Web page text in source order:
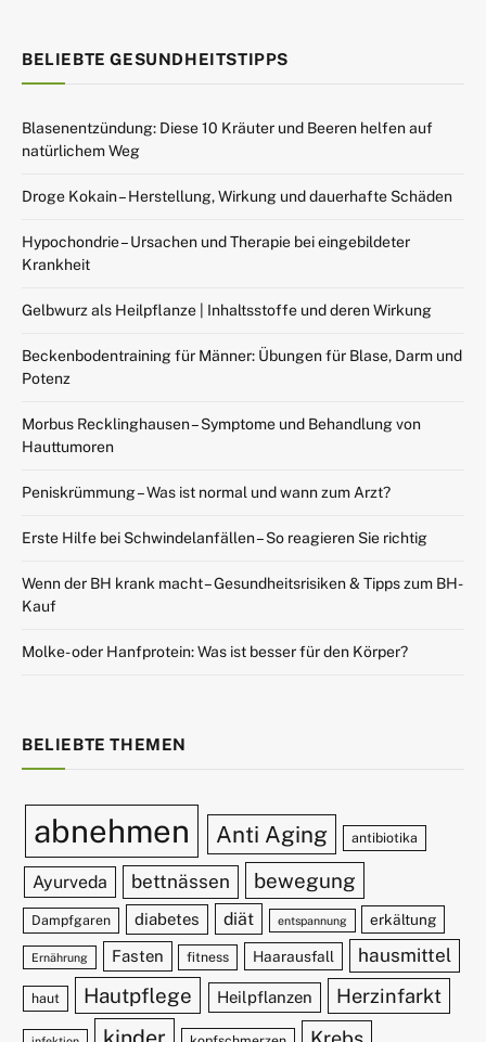
BELIEBTE GESUNDHEITSTIPPS
Blasenentzündung: Diese 10 Kräuter und Beeren helfen auf
natürlichem Weg
Droge Kokain – Herstellung, Wirkung und dauerhafte Schäden
Hypochondrie – Ursachen und Therapie bei eingebildeter
Krankheit
Gelbwurz als Heilpflanze | Inhaltsstoffe und deren Wirkung
Beckenbodentraining für Männer: Übungen für Blase, Darm und
Potenz
Morbus Recklinghausen – Symptome und Behandlung von
Hauttumoren
Peniskrümmung – Was ist normal und wann zum Arzt?
Erste Hilfe bei Schwindelanfällen – So reagieren Sie richtig
Wenn der BH krank macht – Gesundheitsrisiken & Tipps zum BH-
Kauf
Molke- oder Hanfprotein: Was ist besser für den Körper?
BELIEBTE THEMEN
abnehmen Anti Aging antibiotika
Ayurveda bettnässen bewegung
Dampfgaren diabetes diät entspannung erkältung
Ernährung Fasten fitness Haarausfall hausmittel
haut Hautpflege Heilpflanzen Herzinfarkt
kinder